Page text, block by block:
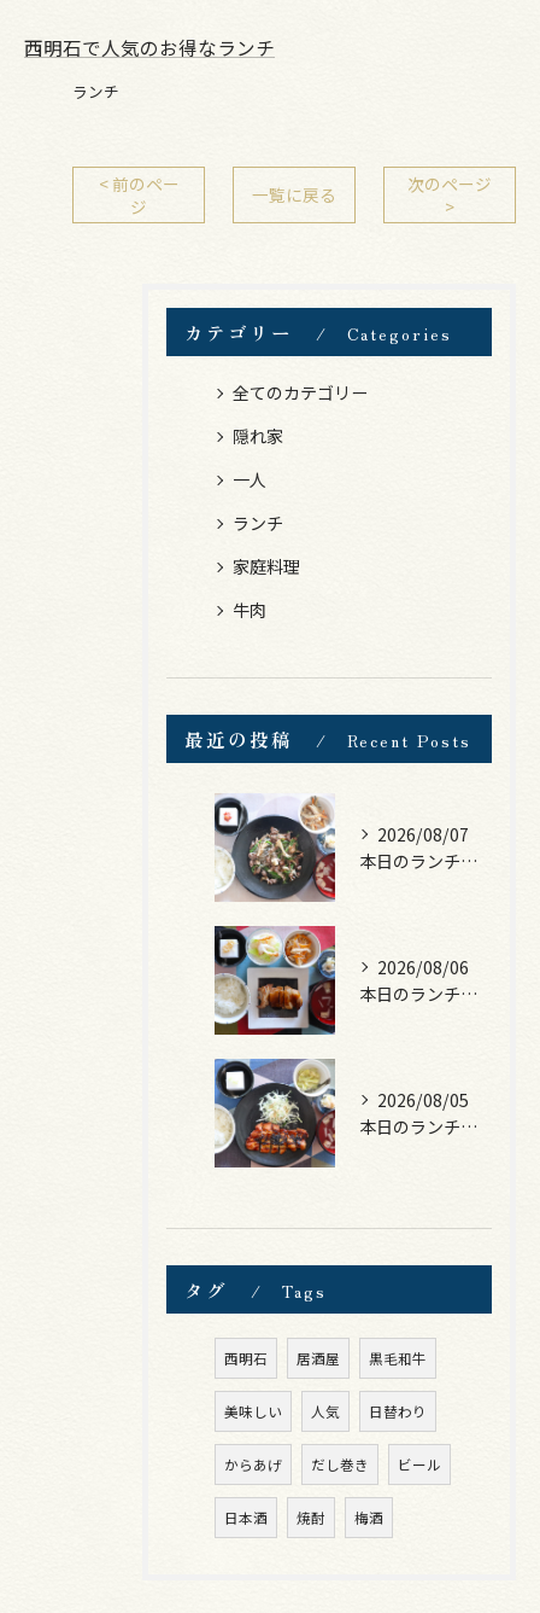
西明石で人気のお得なランチ
ランチ
< 前のペー
ジ
一覧に戻る
次のページ
>
カテゴリー Categories
全てのカテゴリー
隠れ家
一人
ランチ
家庭料理
牛肉
最近の投稿 Recent Posts
2026/08/07
本日のランチは、黒毛和牛のチャプチェ！
2026/08/06
本日のランチは、照焼きチキン！
2026/08/05
本日のランチは、ロース豚カツ梅はさみ！
タグ Tags
西明石 居酒屋 黒毛和牛
美味しい 人気 日替わり
からあげ だし巻き ビール
日本酒 焼酎 梅酒